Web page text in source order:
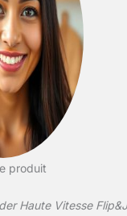
tranchantes
et un bol au
nervuré
instantanée :
rapide
vous
réaliser
Nettoyage
produit
Haute Vitesse